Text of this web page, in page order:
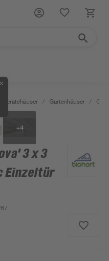
✕
Gerätehäuser / Gartenhäuser /
+4
3 x 3
Einzeltür